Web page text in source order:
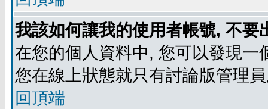
我該如何讓我的使用者帳號, 不
在您的個人資料中, 您可以發現一
您在線上狀態就只有討論版管理
回頂端